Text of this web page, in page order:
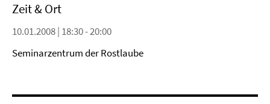
Zeit & Ort
10.01.2008 | 18:30 - 20:00
Seminarzentrum der Rostlaube